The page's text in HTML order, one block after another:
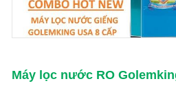
Máy lọc nước RO